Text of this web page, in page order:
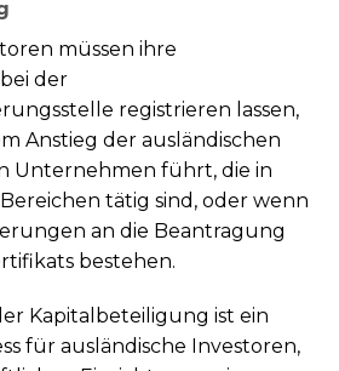
müssen ihre
der
registrieren lassen,
Anstieg der ausländischen
Unternehmen führt, die in
tätig sind, oder wenn
an die Beantragung
bestehen.
Kapitalbeteiligung ist ein
für ausländische Investoren,